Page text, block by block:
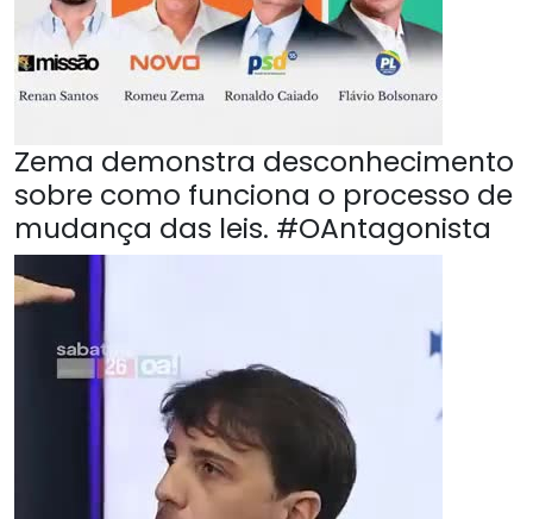
Zema demonstra desconhecimento
sobre como funciona o processo de
mudança das leis. #OAntagonista